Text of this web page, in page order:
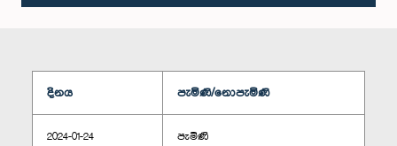
දිනය පැමිණි/නොපැමිණි
2024-01-24 පැමිණි